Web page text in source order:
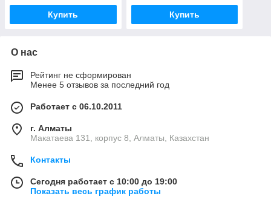
Купить Купить
О нас
Рейтинг не сформирован
Менее 5 отзывов за последний год
Работает с 06.10.2011
г. Алматы
Макатаева 131, корпус 8, Алматы, Казахстан
Контакты
Сегодня работает с 10:00 до 19:00
Показать весь график работы